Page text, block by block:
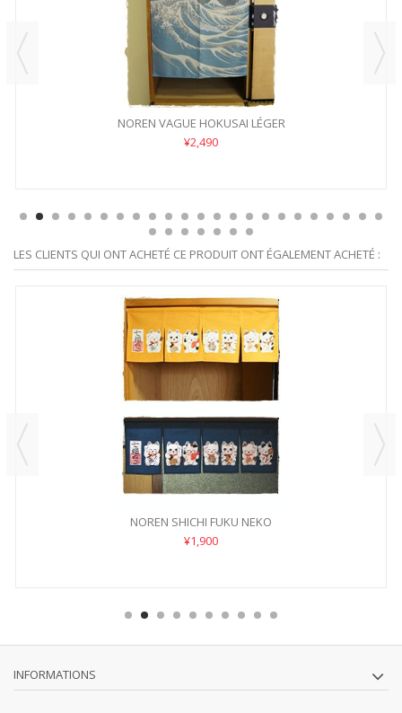
NOREN VAGUE HOKUSAI LÉGER
¥2,490
LES CLIENTS QUI ONT ACHETÉ CE PRODUIT ONT ÉGALEMENT ACHETÉ :
NOREN SHICHI FUKU NEKO
¥1,900
INFORMATIONS